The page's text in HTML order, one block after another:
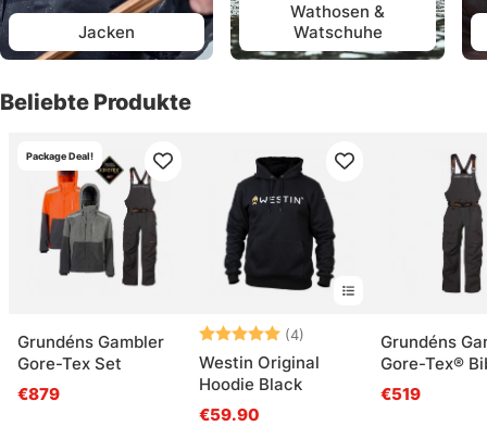
Jacken
Wathosen &
Watschuhe
Beliebte Produkte
Package Deal!
Grundéns Gambler
Gore-Tex Set
€879
Bewertung:(4)
5.0 von 5 Sternen
Westin Original
Hoodie Black
€59.90
Grundéns
Gore-Tex®
Anchor
€519